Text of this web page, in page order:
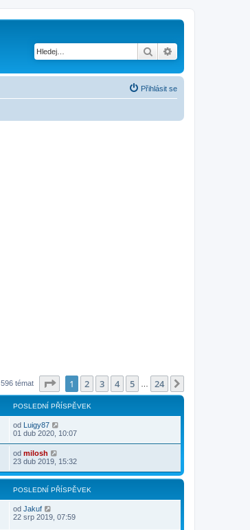
Hledat
Přihlásit se
596 témat Stránka z
1 2 3 4 5 24
POSLEDNÍ PŘÍSPĚVEK
od Luigy87
01 dub 2020, 10:07
od milosh
23 dub 2019, 15:32
POSLEDNÍ PŘÍSPĚVEK
od Jakuf
22 srp 2019, 07:59